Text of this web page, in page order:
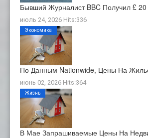
Бывший Журналист BBC Получил £
июль 24, 2026 Hits:336
По Данным Nationwide, Цены На
июнь 02, 2026 Hits:364
Экономика
В Мае Запрашиваемые Цены На
Жизнь